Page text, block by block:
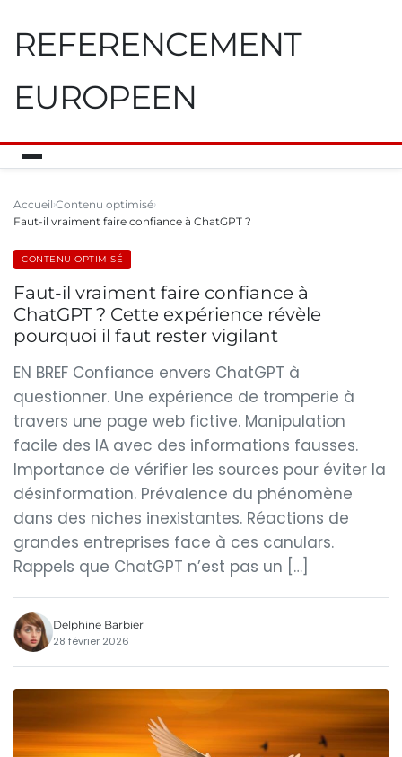
REFERENCEMENT
EUROPEEN
Accueil Contenu optimisé
Faut-il vraiment faire confiance à ChatGPT ?
CONTENU OPTIMISÉ
Faut-il vraiment faire confiance à
ChatGPT ? Cette expérience révèle
pourquoi il faut rester vigilant
EN BREF Confiance envers ChatGPT à
questionner. Une expérience de tromperie à
travers une page web fictive. Manipulation
facile des IA avec des informations fausses.
Importance de vérifier les sources pour éviter la
désinformation. Prévalence du phénomène
dans des niches inexistantes. Réactions de
grandes entreprises face à ces canulars.
Rappels que ChatGPT n’est pas un […]
Delphine Barbier
28 février 2026